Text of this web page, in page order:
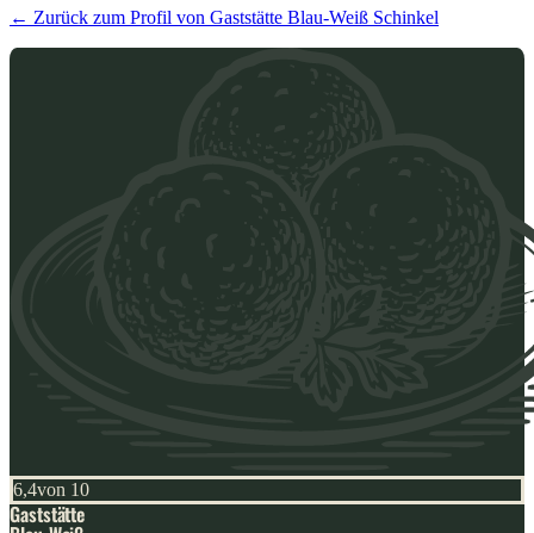
← Zurück zum Profil von Gaststätte Blau-Weiß Schinkel
6,4von 10
Gaststätte